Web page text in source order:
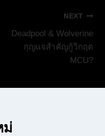
NEXT
Deadpool & Wolverine
กุญแจสำคัญกู้วิกฤต
MCU?
ม่